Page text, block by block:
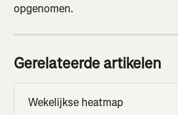
opgenomen.
Gerelateerde artikelen
Wekelijkse heatmap